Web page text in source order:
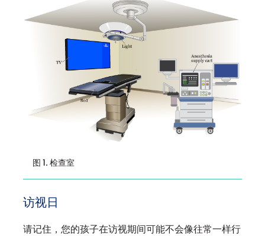
图 1. 检查室
访视日
请记住，您的孩子在访视期间可能不会像往常一样行